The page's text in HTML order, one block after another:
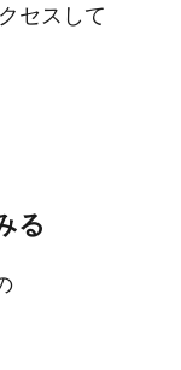
セスして​
る